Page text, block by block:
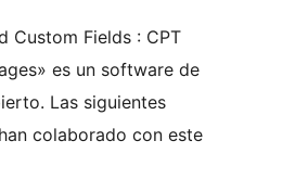
Custom Fields : CPT
es un software de
Las siguientes
colaborado con este